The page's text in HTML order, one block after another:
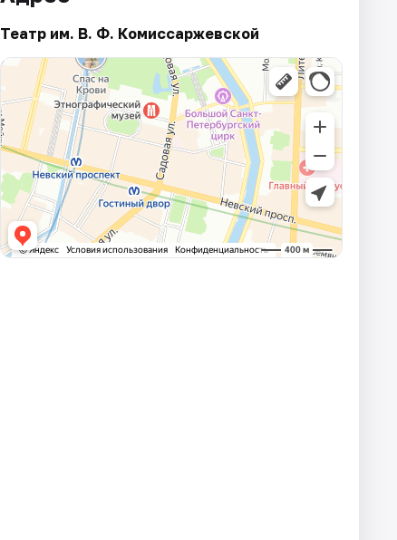
Театр им. В. Ф. Комиссаржевской